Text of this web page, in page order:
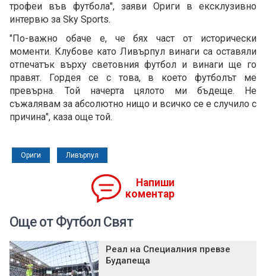
трофеи във футбола", заяви Ориги в ексклузивно
интервю за Sky Sports.
"По-важно обаче е, че бях част от исторически
моменти. Клубове като Ливърпул винаги са оставяли
отпечатък върху световния футбол и винаги ще го
правят. Гордея се с това, в което футболът ме
превърна. Той начерта цялото ми бъдеще. Не
съжалявам за абсолютно нищо и всичко се е случило с
причина", каза още той.
Ориги Ливърпул
Напиши
коментар
Още от Футбол Свят
Реал на Специалния превзе
Будапеща